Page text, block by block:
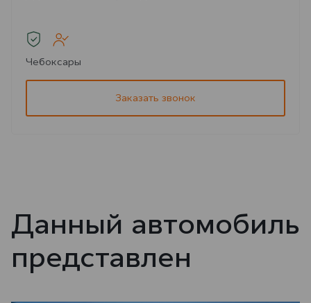
Чебоксары
Заказать звонок
Данный автомобиль
представлен